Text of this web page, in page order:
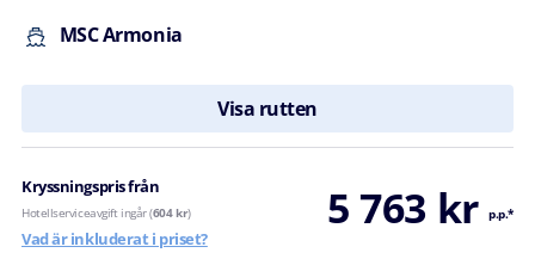
MSC Armonia
Visa rutten
Kryssningspris från 5 763 kr p.p.*
Hotellserviceavgift ingår (604 kr)
Vad är inkluderat i priset?